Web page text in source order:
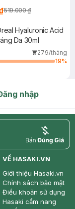
519.000 ₫
Hyaluronic Acid
Da 30ml
279/tháng
19%
nhập
price
VỀ HASAKI.VN
Giới thiệu Hasaki.vn
Chính sách bảo mật
Điều khoản sử dụng
Hasaki cẩm nang